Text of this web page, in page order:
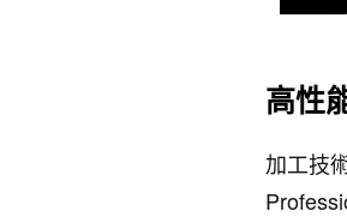
高性
加工技